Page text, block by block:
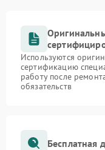
Используются
сертификацию
работу после
обязательств
Бесплатная